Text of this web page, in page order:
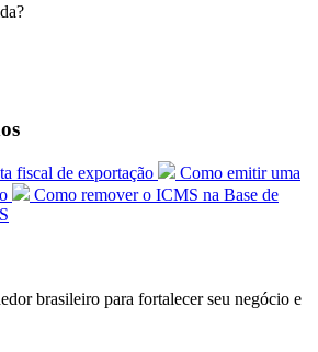
fiscal de exportação
Como emitir uma
Como remover o ICMS na Base de
brasileiro para fortalecer seu negócio e